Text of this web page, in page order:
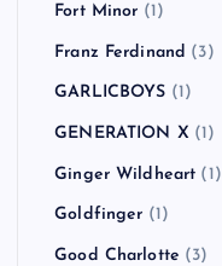
Fort Minor (1)
Franz Ferdinand (3)
GARLICBOYS (1)
GENERATION X (1)
Ginger Wildheart (1)
Goldfinger (1)
Good Charlotte (3)